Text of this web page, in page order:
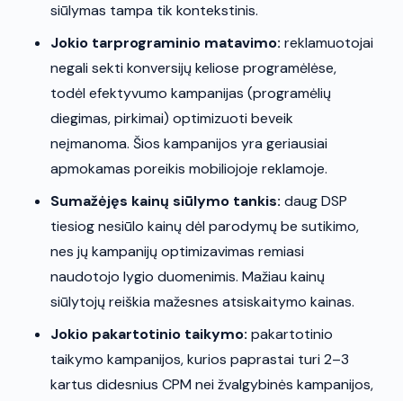
siūlymas tampa tik kontekstinis.
Jokio tarprograminio matavimo: reklamuotojai
negali sekti konversijų keliose programėlėse,
todėl efektyvumo kampanijas (programėlių
diegimas, pirkimai) optimizuoti beveik
neįmanoma. Šios kampanijos yra geriausiai
apmokamas poreikis mobiliojoje reklamoje.
Sumažėjęs kainų siūlymo tankis: daug DSP
tiesiog nesiūlo kainų dėl parodymų be sutikimo,
nes jų kampanijų optimizavimas remiasi
naudotojo lygio duomenimis. Mažiau kainų
siūlytojų reiškia mažesnes atsiskaitymo kainas.
Jokio pakartotinio taikymo: pakartotinio
taikymo kampanijos, kurios paprastai turi 2–3
kartus didesnius CPM nei žvalgybinės kampanijos,